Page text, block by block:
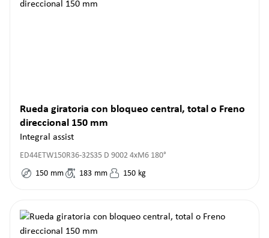
Rueda giratoria con bloqueo central, total o Freno
direccional 150 mm
Integral assist
ED44ETW150R36-32S35 D 9002 4xM6 180°
150 mm 183 mm 150 kg